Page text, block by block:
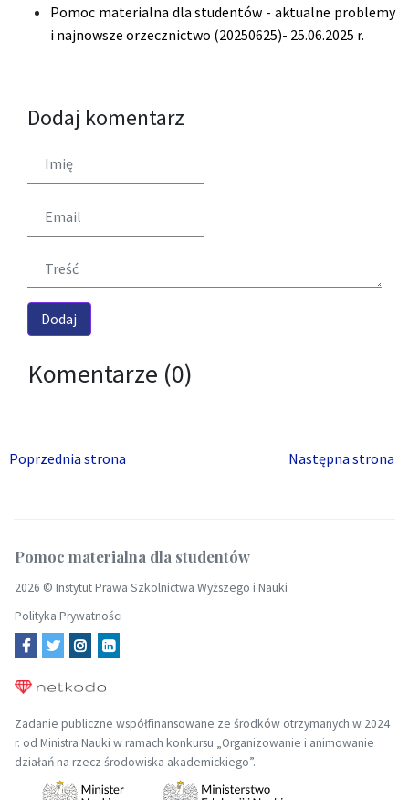
Pomoc materialna dla studentów - aktualne problemy
i najnowsze orzecznictwo (20250625)- 25.06.2025 r.
Dodaj komentarz
Komentarze (0)
Poprzednia strona Następna strona
Pomoc materialna dla studentów
2026 © Instytut Prawa Szkolnictwa Wyższego i Nauki
Polityka Prywatności
Zadanie publiczne współfinansowane ze środków otrzymanych w 2024
r. od Ministra Nauki w ramach konkursu „Organizowanie i animowanie
działań na rzecz środowiska akademickiego”.